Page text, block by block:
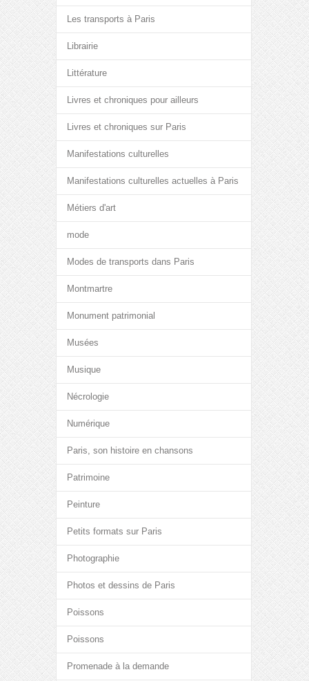
Les transports à Paris
Librairie
Littérature
Livres et chroniques pour ailleurs
Livres et chroniques sur Paris
Manifestations culturelles
Manifestations culturelles actuelles à Paris
Métiers d'art
mode
Modes de transports dans Paris
Montmartre
Monument patrimonial
Musées
Musique
Nécrologie
Numérique
Paris, son histoire en chansons
Patrimoine
Peinture
Petits formats sur Paris
Photographie
Photos et dessins de Paris
Poissons
Poissons
Promenade à la demande